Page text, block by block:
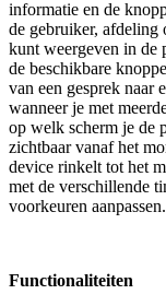
informatie en de
de gebruiker,
kunt weergeven in de
de beschikbare
van een gesprek naar
wanneer je met
op welk scherm je de
zichtbaar vanaf het
device rinkelt tot het
met de verschillende
voorkeuren aanpassen.
Functionaliteiten